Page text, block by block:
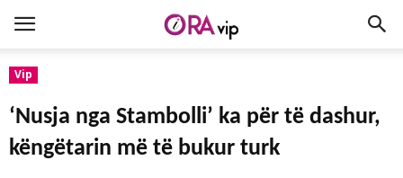
Vip
‘Nusja nga Stambolli’ ka për të dashur,
këngëtarin më të bukur turk